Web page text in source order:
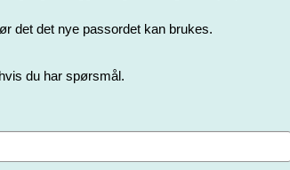
det det nye passordet kan brukes.
du har spørsmål.